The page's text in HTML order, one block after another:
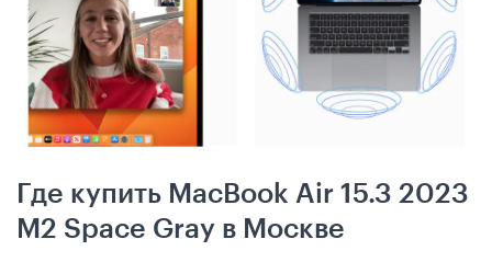
Где купить MacBook Air 15.3 2023
М2 Space Gray в Москве